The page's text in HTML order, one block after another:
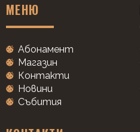
МЕНЮ
Абонамент
Магазин
Контакти
Новини
Събития